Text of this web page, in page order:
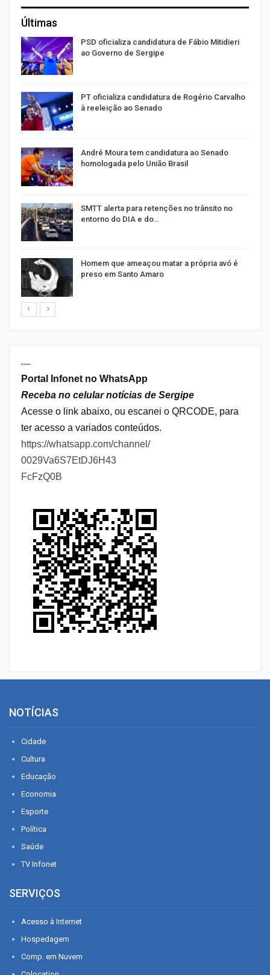
Últimas
PSD oficializa candidatura de Fábio Mitidieri
ao Governo de Sergipe
PT oficializa candidatura de Rogério Carvalho
à reeleição ao Senado
André Moura tem candidatura ao Senado
homologada pelo União Brasil
SMTT alerta para retenções no trânsito no
entorno do DIA e do…
Homem que ameaçou matar a própria avó é
preso em Santo Amaro
----
Portal Infonet no WhatsApp
Receba no celular notícias de Sergipe
Acesse o link abaixo, ou escanei o QRCODE, para
ter acesso a variados conteúdos.
https://whatsapp.com/channel/
0029Va6S7EtDJ6H43
FcFzQ0B
NOTÍCIAS
Cidade
Cultura
Educação
Economia
Esporte
Política
Saúde
TV Infonet
SERVIÇOS
Acesso à Internet
Hospedagem
Comp. em Nuvem